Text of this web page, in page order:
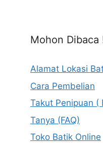
Mohon Dibaca
Alamat Lokasi
Cara Pembelian
Takut Penipuan (
Tanya (FAQ)
Toko Batik Online